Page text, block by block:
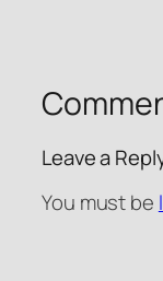
Leave a
You must be